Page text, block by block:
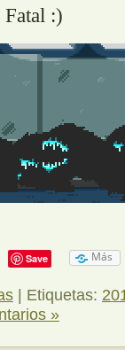
:)
Save Más
| Etiquetas:
»